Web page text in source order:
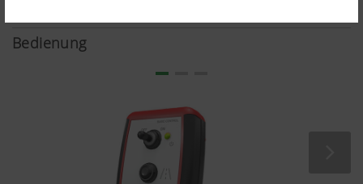
akzeptiert
vom Nutzer
gewählte Land-
und
Sprachauswahl.
Bedienung